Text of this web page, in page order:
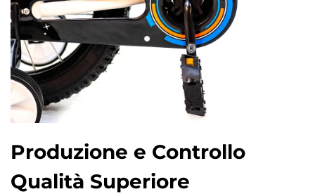
Produzione e Controllo
Qualità Superiore